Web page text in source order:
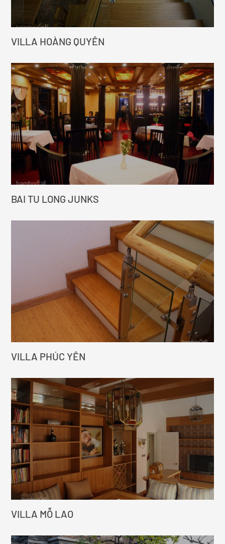
VILLA HOÀNG QUYÊN
BAI TU LONG JUNKS
VILLA PHÚC YÊN
VILLA MỖ LAO